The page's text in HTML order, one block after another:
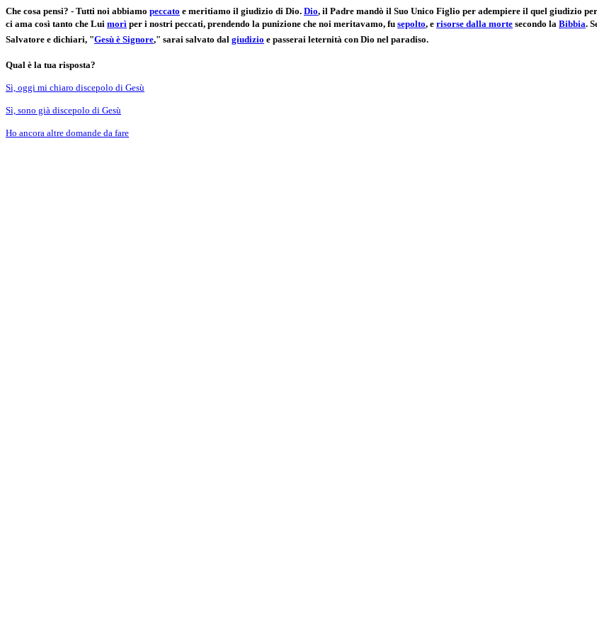
Che cosa pensi? - Tutti noi abbiamo peccato e meritiamo il giudizio di Dio. Dio, il Padre mandò il Suo Unico Figlio per adempiere il quel giudizio
ci ama così tanto che Lui morì per i nostri peccati, prendendo la punizione che noi meritavamo, fu sepolto, e risorse dalla morte secondo la Bibbia.
Salvatore e dichiari, "Gesù è Signore," sarai salvato dal giudizio e passerai leternità con Dio nel paradiso.
Qual è la tua risposta?
Sì, oggi mi chiaro discepolo di Gesù
Sì, sono già discepolo di Gesù
Ho ancora altre domande da fare